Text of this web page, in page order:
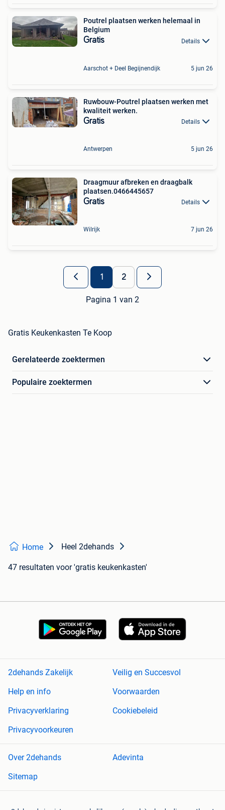
Poutrel plaatsen werken helemaal in
Belgium
Gratis Details
Aarschot + Deel Begijnendijk 5 jun 26
Ruwbouw-Poutrel plaatsen werken met
kwaliteit werken.
Gratis Details
Antwerpen 5 jun 26
Draagmuur afbreken en draagbalk
plaatsen.0466445657
Gratis Details
Wilrijk 7 jun 26
1 2
Pagina 1 van 2
Gratis Keukenkasten Te Koop
Gerelateerde zoektermen
Populaire zoektermen
Home Heel 2dehands
47 resultaten voor 'gratis keukenkasten'
2dehands Zakelijk
Veilig en Succesvol
Help en info
Voorwaarden
Privacyverklaring
Cookiebeleid
Privacyvoorkeuren
Over 2dehands
Adevinta
Sitemap